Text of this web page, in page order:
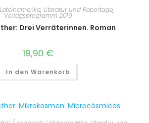
Lateinamerika, Literatur und Reportage,
Verlagsprogramm 2019
Drei Verräterinnen. Roman
19,90 €
In den Warenkorb